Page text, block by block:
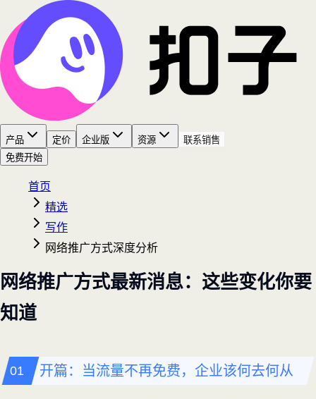
产品 定价 企业版 资源
联系销售
免费开始
首页
精选
写作
网络推广方式深度分析
网络推广方式最新消息：这些变化你要
知道
开篇：当流量不再免费，企业该何去何从